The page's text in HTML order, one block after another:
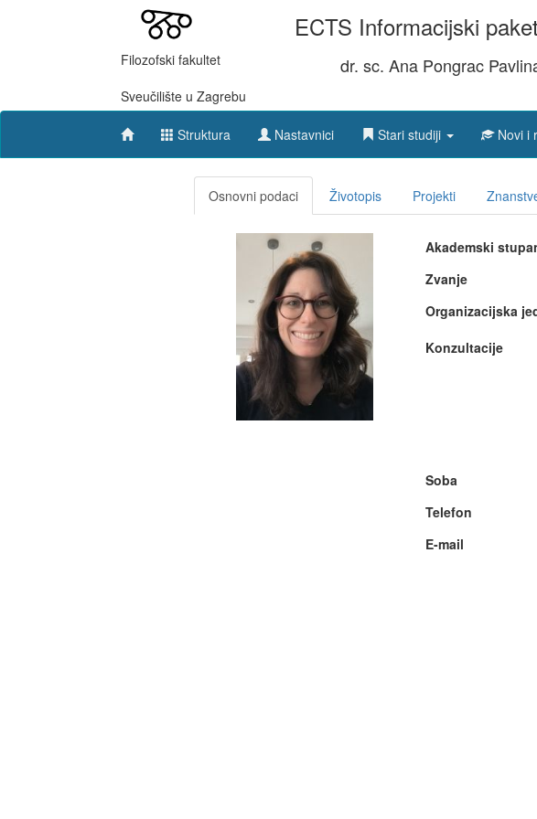
Filozofski fakultet
Sveučilište u Zagrebu
ECTS Informacijski
dr. sc. Ana Pongrac
Struktura Nastavnici Stari studiji Novi i
Osnovni podaci Životopis Projekti
Akademski
Zvanje
Organizacijska
Konzultacije
Soba
Telefon
E-mail